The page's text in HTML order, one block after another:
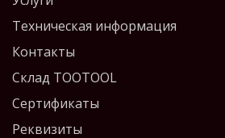
Техническая информация
Контакты
Склад TOOTOOL
Сертификаты
Реквизиты